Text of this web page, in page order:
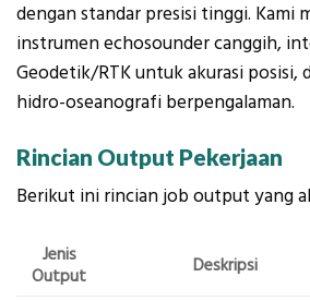
dengan standar presisi tinggi. Kami
instrumen echosounder canggih,
Geodetik/RTK untuk akurasi posisi,
hidro-oseanografi berpengalaman.
Rincian Output Pekerjaan
Berikut ini rincian job output yang
Jenis
Output
Deskripsi